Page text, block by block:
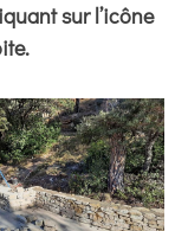
sur l’icône